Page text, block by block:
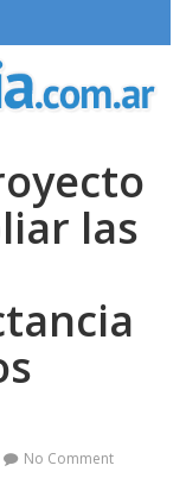
las
No Comment